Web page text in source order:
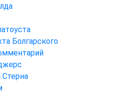
Болгарского